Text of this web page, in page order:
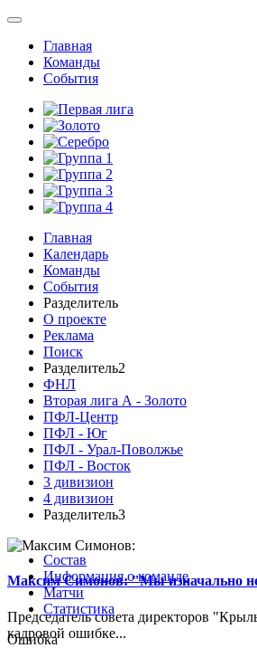
Главная
Команды
События
Главная
Календарь
Команды
События
Разделитель
О проекте
Реклама
Поиск
Разделитель2
ФНЛ
Вторая лига А - Золото
ПФЛ-Центр
ПФЛ - Юг
ПФЛ - Урал-Поволжье
ПФЛ - Восток
3 дивизион
4 дивизион
Разделитель3
Максим Симонов: "Мы изначально не
Председатель совета директоров
кадровой ошибке...
Состав
Информация о команде
Матчи
Статистика
Ошибка